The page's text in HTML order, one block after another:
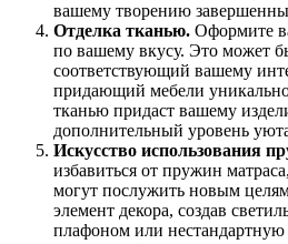
вашему творению
Отделка тканью. Оформите
по вашему вкусу. Это может
соответствующий вашему
придающий мебели
тканью придаст вашему
дополнительный уровень
Искусство использования
избавиться от пружин
могут послужить новым
элемент декора, создав
плафоном или